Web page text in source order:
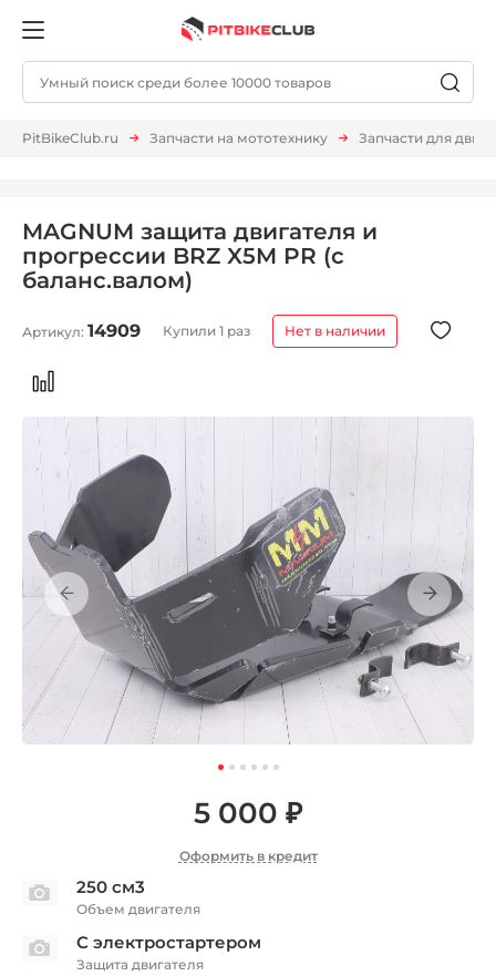
PitBikeClub.ru Запчасти на мототехнику Запчасти для
MAGNUM защита двигателя и
прогрессии BRZ X5M PR (с
баланс.валом)
Артикул: 14909 Купили 1 раз Нет в наличии
5 000 ₽
Оформить в кредит
250 см3
Объем двигателя
С электростартером
Защита двигателя